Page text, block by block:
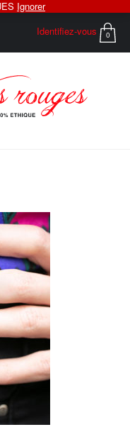
Identifiez-vous 0
Ignorer